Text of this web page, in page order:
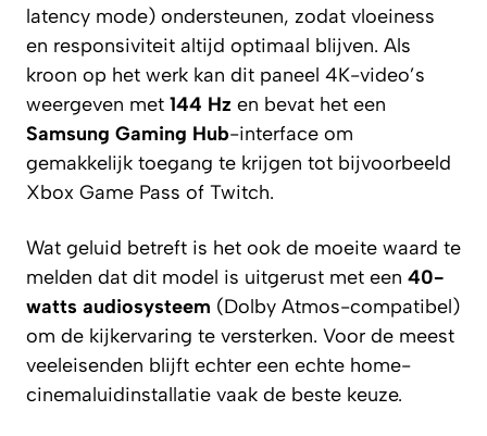
latency mode) ondersteunen, zodat vloeiness
en responsiviteit altijd optimaal blijven. Als
kroon op het werk kan dit paneel 4K-video’s
weergeven met 144 Hz en bevat het een
Samsung Gaming Hub-interface om
gemakkelijk toegang te krijgen tot bijvoorbeeld
Xbox Game Pass of Twitch.
Wat geluid betreft is het ook de moeite waard te
melden dat dit model is uitgerust met een 40-
watts audiosysteem (Dolby Atmos-compatibel)
om de kijkervaring te versterken. Voor de meest
veeleisenden blijft echter een echte home-
cinemaluidinstallatie vaak de beste keuze.